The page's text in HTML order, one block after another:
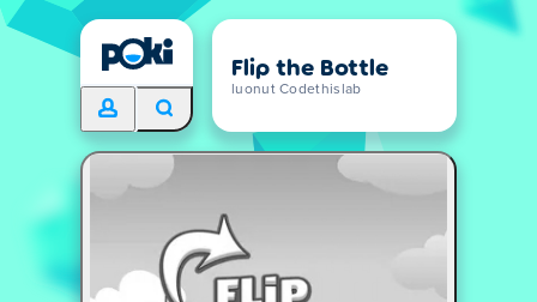
Flip the Bottle
luonut Codethislab